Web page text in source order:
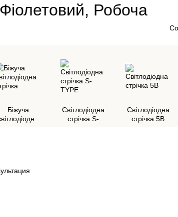
Фіолетовий, Робоча
Біжуча
Світлодіодна
стрічка S-
Світлодіодна
стрічка 5В